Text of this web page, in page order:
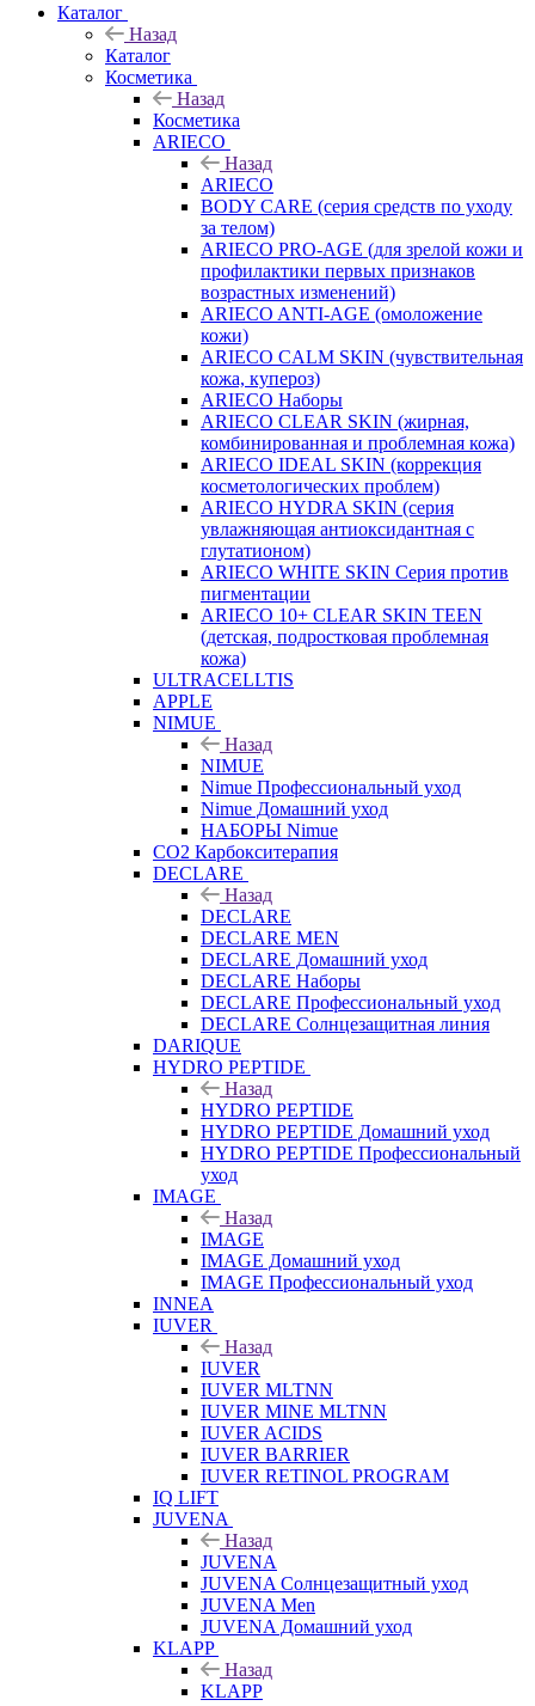
Каталог
Назад
Каталог
Косметика
Назад
Косметика
ARIECO
Назад
ARIECO
BODY CARE (серия средств по уходу
за телом)
ARIECO PRO-AGE (для зрелой кожи и
профилактики первых признаков
возрастных изменений)
ARIECO ANTI-AGE (омоложение
кожи)
ARIECO CALM SKIN (чувствительная
кожа, купероз)
ARIECO Наборы
ARIECO CLEAR SKIN (жирная,
комбинированная и проблемная кожа)
ARIECO IDEAL SKIN (коррекция
косметологических проблем)
ARIECO HYDRA SKIN (серия
увлажняющая антиоксидантная с
глутатионом)
ARIECO WHITE SKIN Серия против
пигментации
ARIECO 10+ CLEAR SKIN TEEN
(детская, подростковая проблемная
кожа)
ULTRACELLTIS
APPLE
NIMUE
Назад
NIMUE
Nimue Профессиональный уход
Nimue Домашний уход
НАБОРЫ Nimue
CO2 Карбокситерапия
DECLARE
Назад
DECLARE
DECLARE MEN
DECLARE Домашний уход
DECLARE Наборы
DECLARE Профессиональный уход
DECLARE Солнцезащитная линия
DARIQUE
HYDRO PEPTIDE
Назад
HYDRO PEPTIDE
HYDRO PEPTIDE Домашний уход
HYDRO PEPTIDE Профессиональный
уход
IMAGE
Назад
IMAGE
IMAGE Домашний уход
IMAGE Профессиональный уход
INNEA
IUVER
Назад
IUVER
IUVER MLTNN
IUVER MINE MLTNN
IUVER ACIDS
IUVER BARRIER
IUVER RETINOL PROGRAM
IQ LIFT
JUVENA
Назад
JUVENA
JUVENA Солнцезащитный уход
JUVENA Men
JUVENA Домашний уход
KLAPP
Назад
KLAPP